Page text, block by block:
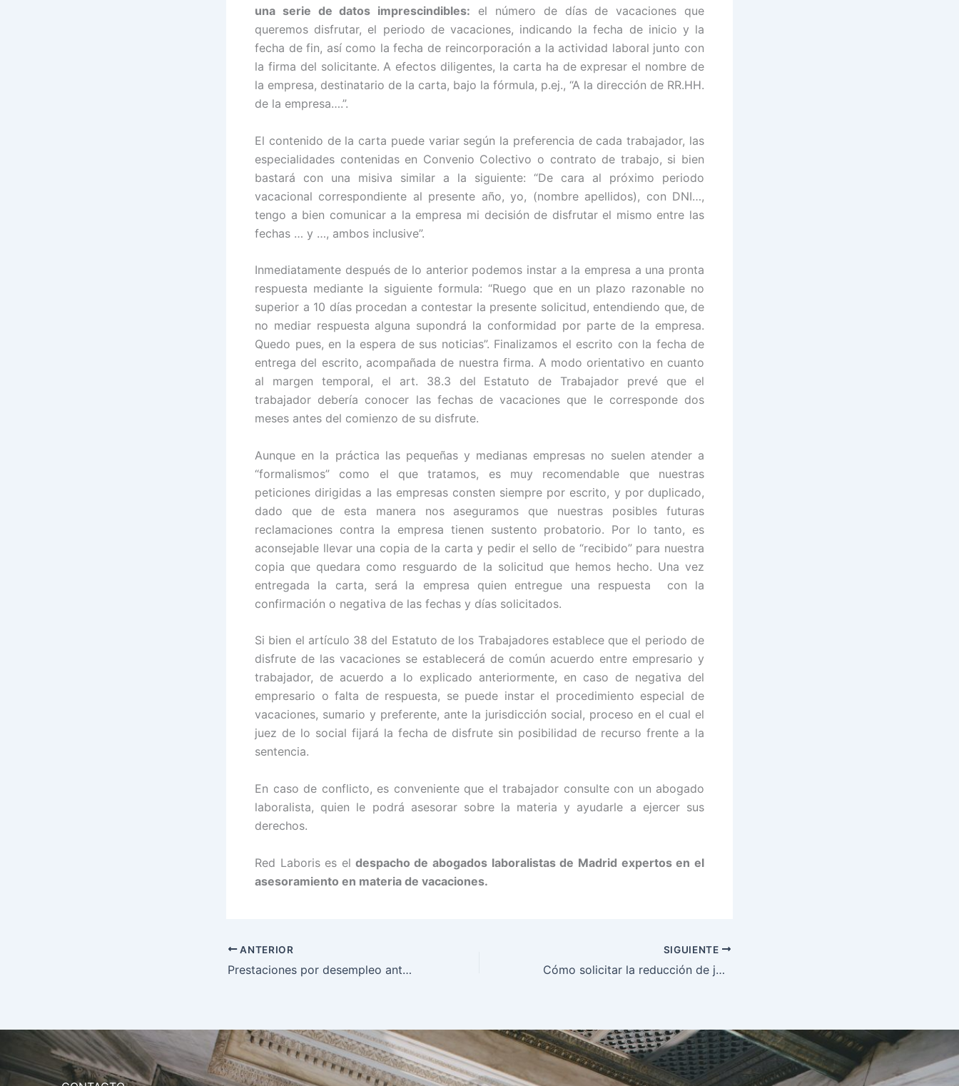
una serie de datos imprescindibles: el número de días de vacaciones que
queremos disfrutar, el periodo de vacaciones, indicando la fecha de inicio y la
fecha de fin, así como la fecha de reincorporación a la actividad laboral junto con
la firma del solicitante. A efectos diligentes, la carta ha de expresar el nombre de
la empresa, destinatario de la carta, bajo la fórmula, p.ej., “A la dirección de RR.HH.
de la empresa….”.
El contenido de la carta puede variar según la preferencia de cada trabajador, las
especialidades contenidas en Convenio Colectivo o contrato de trabajo, si bien
bastará con una misiva similar a la siguiente: “De cara al próximo periodo
vacacional correspondiente al presente año, yo, (nombre apellidos), con DNI…,
tengo a bien comunicar a la empresa mi decisión de disfrutar el mismo entre las
fechas … y …, ambos inclusive”.
Inmediatamente después de lo anterior podemos instar a la empresa a una pronta
respuesta mediante la siguiente formula: “Ruego que en un plazo razonable no
superior a 10 días procedan a contestar la presente solicitud, entendiendo que, de
no mediar respuesta alguna supondrá la conformidad por parte de la empresa.
Quedo pues, en la espera de sus noticias”. Finalizamos el escrito con la fecha de
entrega del escrito, acompañada de nuestra firma. A modo orientativo en cuanto
al margen temporal, el art. 38.3 del Estatuto de Trabajador prevé que el
trabajador debería conocer las fechas de vacaciones que le corresponde dos
meses antes del comienzo de su disfrute.
Aunque en la práctica las pequeñas y medianas empresas no suelen atender a
“formalismos” como el que tratamos, es muy recomendable que nuestras
peticiones dirigidas a las empresas consten siempre por escrito, y por duplicado,
dado que de esta manera nos aseguramos que nuestras posibles futuras
reclamaciones contra la empresa tienen sustento probatorio. Por lo tanto, es
aconsejable llevar una copia de la carta y pedir el sello de “recibido” para nuestra
copia que quedara como resguardo de la solicitud que hemos hecho. Una vez
entregada la carta, será la empresa quien entregue una respuesta con la
confirmación o negativa de las fechas y días solicitados.
Si bien el artículo 38 del Estatuto de los Trabajadores establece que el periodo de
disfrute de las vacaciones se establecerá de común acuerdo entre empresario y
trabajador, de acuerdo a lo explicado anteriormente, en caso de negativa del
empresario o falta de respuesta, se puede instar el procedimiento especial de
vacaciones, sumario y preferente, ante la jurisdicción social, proceso en el cual el
juez de lo social fijará la fecha de disfrute sin posibilidad de recurso frente a la
sentencia.
En caso de conflicto, es conveniente que el trabajador consulte con un abogado
laboralista, quien le podrá asesorar sobre la materia y ayudarle a ejercer sus
derechos.
Red Laboris es el despacho de abogados laboralistas de Madrid expertos en el
asesoramiento en materia de vacaciones.
ANTERIOR
Prestaciones por desempleo ante despido disciplinario
SIGUIENTE
Cómo solicitar la reducción de jornada laboral por cuidado de menor, familiar o discapacitado